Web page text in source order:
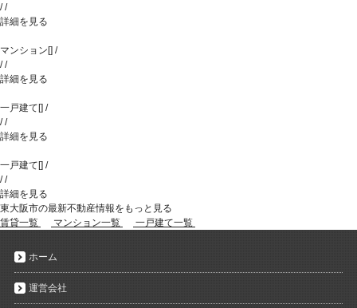
//
詳細を見る
マンション[] /
//
詳細を見る
一戸建て[] /
//
詳細を見る
一戸建て[] /
//
詳細を見る
東大阪市の最新不動産情報をもっと見る
賃貸一覧
マンション一覧 一戸建て一覧
ホーム
運営会社